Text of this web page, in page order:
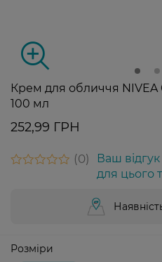
Крем для обличчя NIVEA
100 мл
252,99 ГРН
0
Ваш
для цього
Розміри